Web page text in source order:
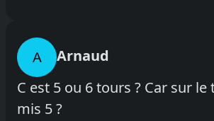
A
Arnaud
C est 5 ou 6 tours ? Car sur le
mis 5 ?